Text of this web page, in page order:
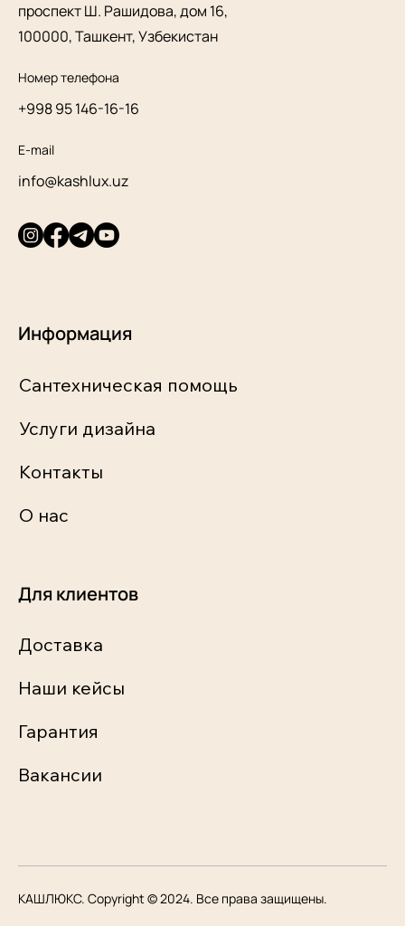
проспект Ш. Рашидова, дом 16,
100000, Ташкент, Узбекистан
Номер телефона
+998 95 146-16-16
E-mail
info@kashlux.uz
Информация
Сантехническая помощь
Услуги дизайна
Контакты
О нас
Для клиентов
Доставка
Наши кейсы
Гарантия
Вакансии
КАШЛЮКС. Copyright © 2024. Все права защищены.